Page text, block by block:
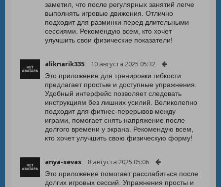
заметил, что после регулярных занятий легче
выполнять игровые движения. Отлично
подходит для разминки перед длительными
сессиями. Рекомендую всем, кто хочет
улучшить свои физические показатели!
aliknarik335 10 августа 2025 05:32
Это приложение для тренировки гибкости
предлагает простые и доступные упражнения.
Удобный интерфейс позволяет следовать
инструкциям без лишних усилий. Великолепно
подходит для фитнес-перерывов между
играми, помогает снять напряжение после
долгого времени у экрана. Рекомендую всем,
кто хочет улучшить свою физическую форму!
anya-sevas 8 августа 2025 05:06
Это приложение помогает расслабиться после
долгих игровых сессий. Упражнения просты и